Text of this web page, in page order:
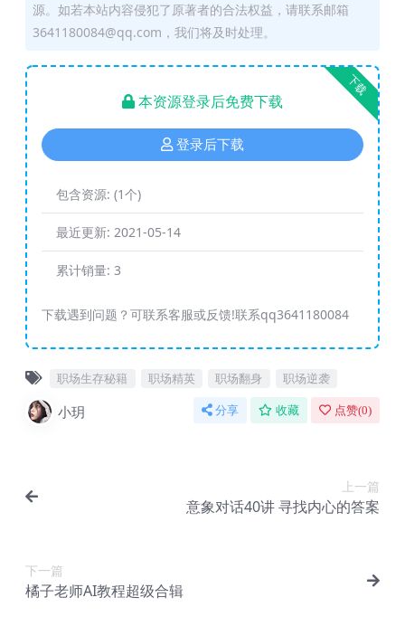
源。如若本站内容侵犯了原著者的合法权益，请联系邮箱
3641180084@qq.com，我们将及时处理。
下载
本资源登录后免费下载
登录后下载
包含资源: (1个)
最近更新: 2021-05-14
累计销量: 3
下载遇到问题？可联系客服或反馈!联系qq3641180084
职场生存秘籍 职场精英 职场翻身 职场逆袭
小玥 分享 收藏 点赞(0)
上一篇
意象对话40讲 寻找内心的答案
下一篇
橘子老师AI教程超级合辑